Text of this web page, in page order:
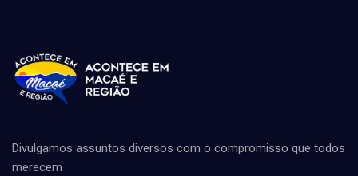
Divulgamos assuntos diversos com o compromisso que todos
merecem